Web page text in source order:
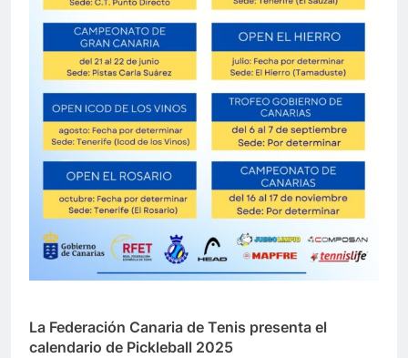
La Federación Canaria de Tenis presenta el
calendario de Pickleball 2025